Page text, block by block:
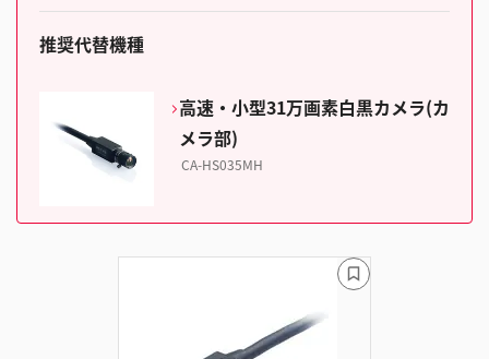
推奨代替機種
高速・小型31万画素白黒カメラ(カ
メラ部)
CA-HS035MH
ブ
ッ